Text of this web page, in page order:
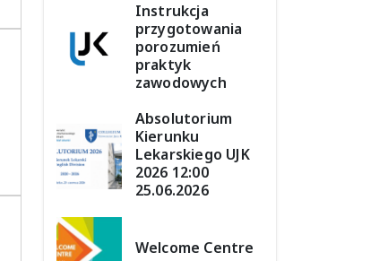
Instrukcja
przygotowania
porozumień
praktyk
zawodowych
Absolutorium
Kierunku
Lekarskiego UJK
2026 12:00
25.06.2026
Welcome Centre